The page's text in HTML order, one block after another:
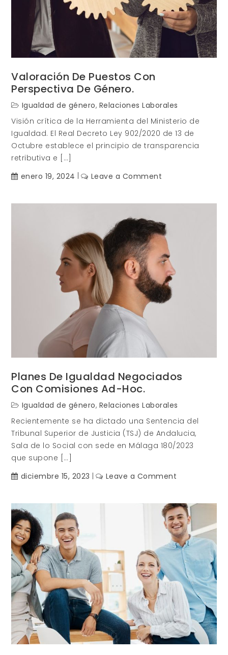
Valoración De Puestos Con
Perspectiva De Género.
Igualdad de género, Relaciones Laborales
Visión crítica de la Herramienta del Ministerio de
Igualdad. El Real Decreto Ley 902/2020 de 13 de
Octubre establece el principio de transparencia
retributiva e […]
enero 19, 2024
Leave a Comment
con
perspectiva
de
género.
Planes De Igualdad Negociados
Con Comisiones Ad-Hoc.
Igualdad de género, Relaciones Laborales
Recientemente se ha dictado una Sentencia del
Tribunal Superior de Justicia (TSJ) de Andalucia,
Sala de lo Social con sede en Málaga 180/2023
que supone […]
diciembre 15, 2023
Leave a Comment
igualdad
negociados
con
Comisiones
Ad-
Hoc.